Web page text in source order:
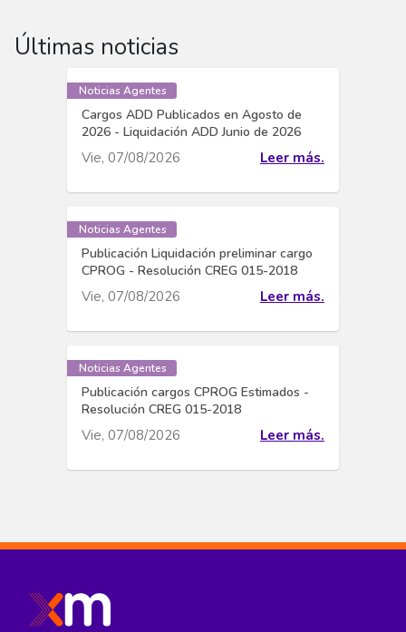
Últimas noticias
Noticias Agentes
Cargos ADD Publicados en Agosto de
2026 - Liquidación ADD Junio de 2026
Vie, 07/08/2026 Leer más.
Noticias Agentes
Publicación Liquidación preliminar cargo
CPROG - Resolución CREG 015-2018
Vie, 07/08/2026 Leer más.
Noticias Agentes
Publicación cargos CPROG Estimados -
Resolución CREG 015-2018
Vie, 07/08/2026 Leer más.